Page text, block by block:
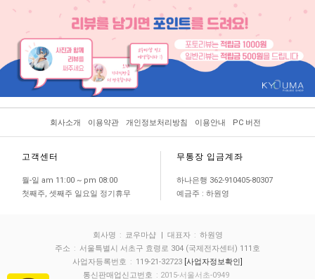
회사소개 이용약관 개인정보처리방침 이용안내 PC 버전
고객센터
월-일 am 11:00 ~ pm 08:00
첫째주, 셋째주 일요일 정기휴무
무통장 입금계좌
하나은행 362-910405-80307
예금주 : 하원영
회사명 : 쿄우마샵 | 대표자 : 하원영
주소 : 서울특별시 서초구 효령로 304 (국제전자센터) 111호
사업자등록번호 : 119-21-32723 [사업자정보확인]
통신판매업신고번호 : 2015-서울서초-0949